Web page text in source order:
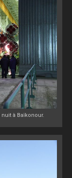
à Baïkonour.